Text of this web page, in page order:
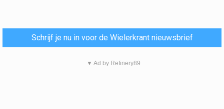
Schrijf je nu in voor de Wielerkrant nieuwsbrief
▼ Ad by Refinery89